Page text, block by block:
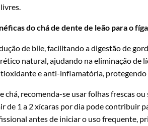
do chá de dente de leão para o
de bile, facilitando a digestão de
natural, ajudando na eliminação de
e anti-inflamatória,
chá, recomenda-se usar folhas frescas
de 1 a 2 xícaras por dia pode contribuir
antes de iniciar o uso frequente,